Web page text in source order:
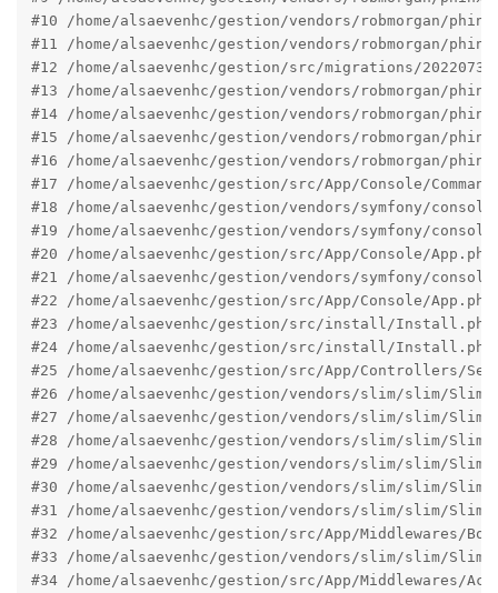
#10 /home/alsaevenhc/gestion/vendors/robmorgan/
#11 /home/alsaevenhc/gestion/vendors/robmorgan/
#12 /home/alsaevenhc/gestion/src/migrations/
#13 /home/alsaevenhc/gestion/vendors/robmorgan/
#14 /home/alsaevenhc/gestion/vendors/robmorgan/
#15 /home/alsaevenhc/gestion/vendors/robmorgan/
#16 /home/alsaevenhc/gestion/vendors/robmorgan/
#17 /home/alsaevenhc/gestion/src/App/Console/
#18 /home/alsaevenhc/gestion/vendors/symfony/console/
#19 /home/alsaevenhc/gestion/vendors/symfony/
#20 /home/alsaevenhc/gestion/src/App/Console/
#21 /home/alsaevenhc/gestion/vendors/symfony/
#22 /home/alsaevenhc/gestion/src/App/Console/
#23 /home/alsaevenhc/gestion/src/install/
#24 /home/alsaevenhc/gestion/src/install/
#25 /home/alsaevenhc/gestion/src/App/Controllers/
#26 /home/alsaevenhc/gestion/vendors/slim/slim/
#27 /home/alsaevenhc/gestion/vendors/slim/slim/
#28 /home/alsaevenhc/gestion/vendors/slim/slim/
#29 /home/alsaevenhc/gestion/vendors/slim/slim/
#30 /home/alsaevenhc/gestion/vendors/slim/slim/
#31 /home/alsaevenhc/gestion/vendors/slim/slim/
#32 /home/alsaevenhc/gestion/src/App/Middlewares/
#33 /home/alsaevenhc/gestion/vendors/slim/slim/Slim/
#34 /home/alsaevenhc/gestion/src/App/Middlewares/